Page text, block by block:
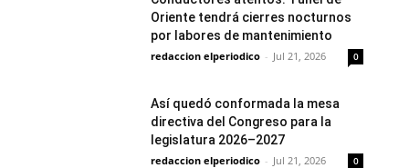
Oriente tendrá cierres nocturnos
por labores de mantenimiento
redaccion elperiodico - Jul 21, 2026 0
Así quedó conformada la mesa
directiva del Congreso para la
legislatura 2026–2027
redaccion elperiodico - Jul 21, 2026 0